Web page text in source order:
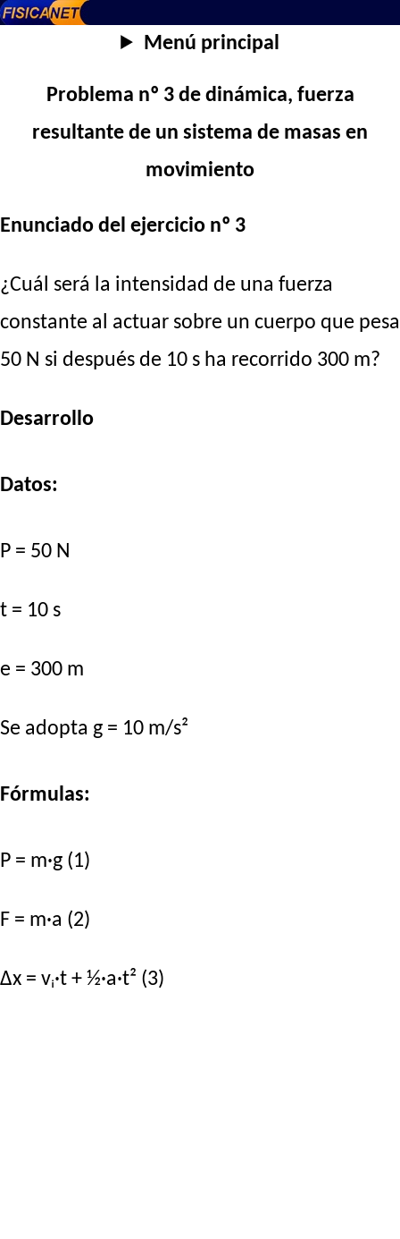
Menú principal
Problema nº 3 de dinámica, fuerza
resultante de un sistema de masas en
movimiento
Enunciado del ejercicio nº 3
¿Cuál será la intensidad de una fuerza
constante al actuar sobre un cuerpo que pesa
50 N si después de 10 s ha recorrido 300 m?
Desarrollo
Datos:
P = 50 N
t = 10 s
e = 300 m
Se adopta g = 10 m/s²
Fórmulas:
P = m·g (1)
F = m·a (2)
Δx = vᵢ·t + ½·a·t² (3)